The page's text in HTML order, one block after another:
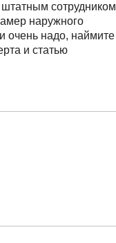
сотрудником
наружного
очень надо, наймите
и статью